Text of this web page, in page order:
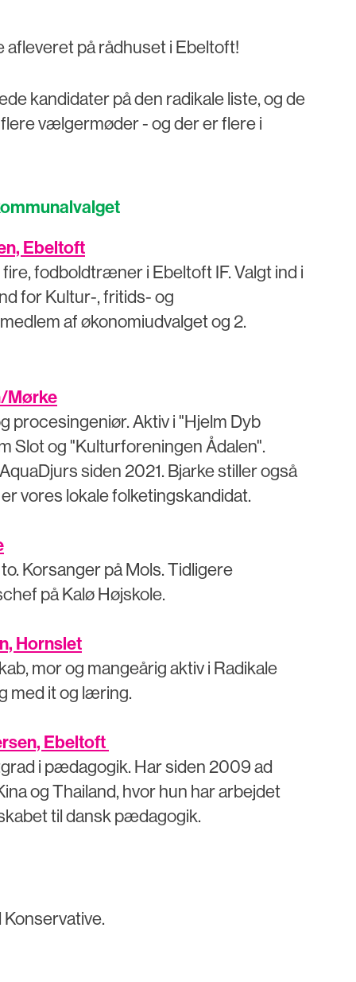
afleveret på rådhuset i Ebeltoft!
kandidater på den radikale liste, og de
vælgermøder - og der er flere i
Ebeltoft
fodboldtræner i Ebeltoft IF. Valgt ind i
for Kultur-, fritids- og
af økonomiudvalget og 2.
Mørke
procesingeniør. Aktiv i "Hjelm Dyb
Slot og "Kulturforeningen Ådalen".
siden 2021. Bjarke stiller også
vores lokale folketingskandidat.
Korsanger på Mols. Tidligere
på Kalø Højskole.
Hornslet
mor og mangeårig aktiv i Radikale
med it og læring.
Ebeltoft
i pædagogik. Har siden 2009 ad
og Thailand, hvor hun har arbejdet
til dansk pædagogik.